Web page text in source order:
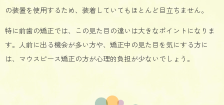
の装置を使用するため、装着していてもほとんど目立ちません。
特に前歯の矯正では、この見た目の違いは大きなポイントになりま
す。人前に出る機会が多い方や、矯正中の見た目を気にする方に
は、マウスピース矯正の方が心理的負担が少ないでしょう。